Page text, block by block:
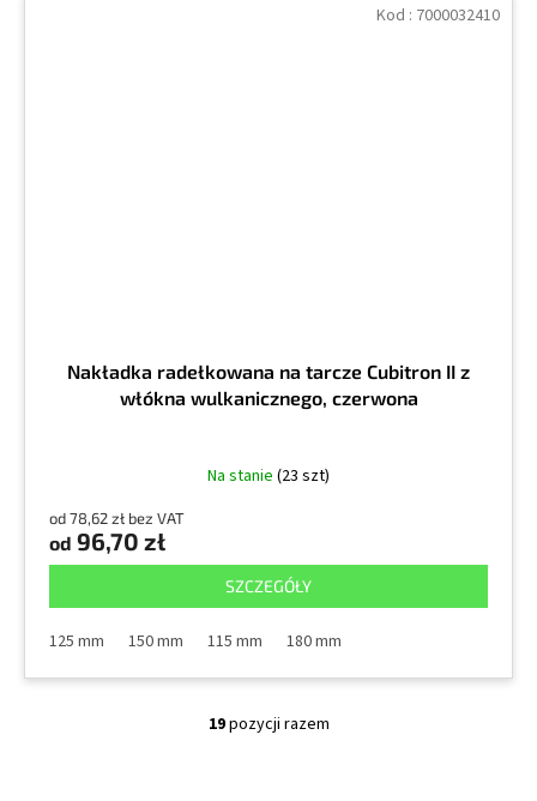
Nakładka radełkowana na tarcze Cubitron II z
włókna wulkanicznego, czerwona
Na stanie (23 szt)
od 78,62 zł bez VAT
od 96,70 zł
SZCZEGÓŁY
125 mm 150 mm 115 mm 180 mm
Kod : 7000032410
K
19pozycji razem